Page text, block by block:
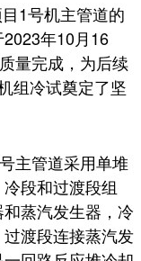
1号机主管道的
年10月16
量完成，为后续
组冷试奠定了坚
主管道采用单堆
段和过渡段组
蒸汽发生器，冷
渡段连接蒸汽发